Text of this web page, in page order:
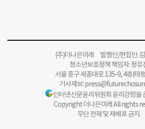
(주)더나은미래 발행인/편집인:
청소년보호정책 책임자: 정유
서울 중구 세종대로 135-9, 4층(태
기사제보:
인터넷신문윤리위원회 윤리강령을
Copyright 더나은미래 All rights
무단 전재 및 재배포 금지.